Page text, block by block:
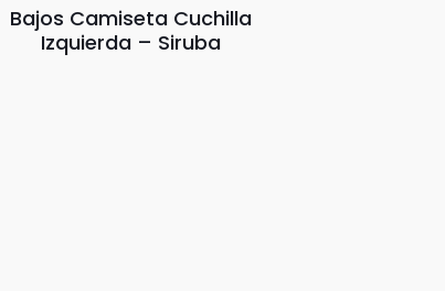
Bajos Camiseta Cuchilla
Izquierda – Siruba